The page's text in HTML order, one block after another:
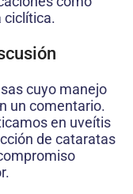
ciclítica.
cuyo manejo
un comentario.
en uveítis
de cataratas